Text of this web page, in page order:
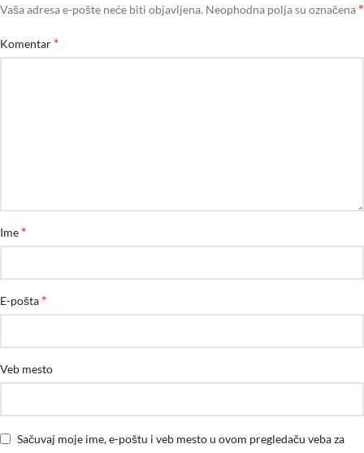
Vaša adresa e-pošte neće biti objavljena. Neophodna polja su označena *
Komentar *
Ime *
E-pošta *
Veb mesto
Sačuvaj moje ime, e-poštu i veb mesto u ovom pregledaču veba za